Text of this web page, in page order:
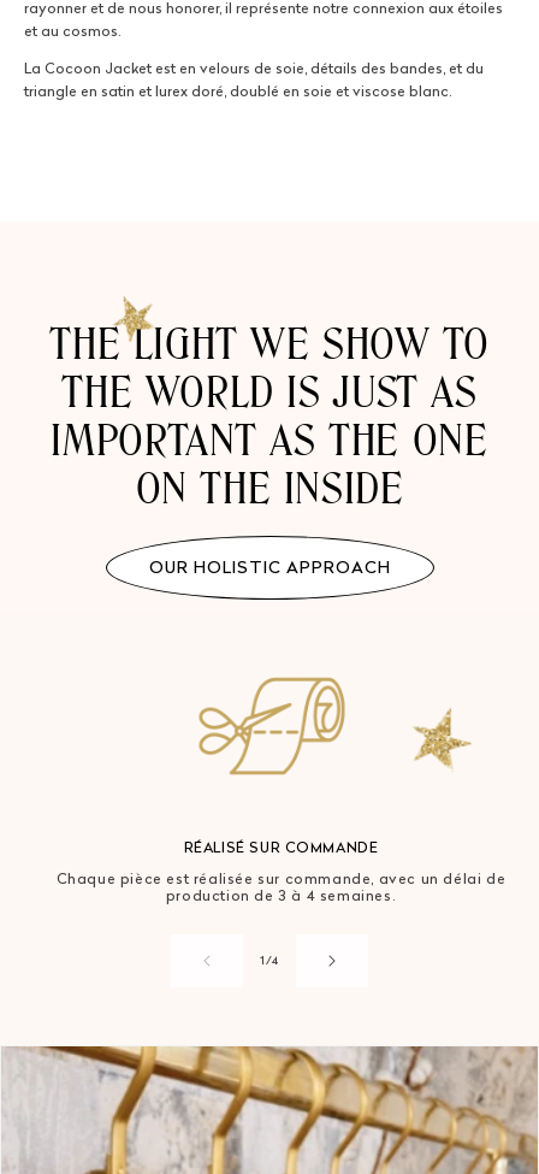
rayonner et de nous honorer, il représente notre connexion aux étoiles
et au cosmos.
La Cocoon Jacket est en velours de soie, détails des bandes, et du
triangle en satin et lurex doré, doublé en soie et viscose blanc.
THE LIGHT WE SHOW TO
THE WORLD IS JUST AS
IMPORTANT AS THE ONE
ON THE INSIDE
OUR HOLISTIC APPROACH
RÉALISÉ SUR COMMANDE
Chaque pièce est réalisée sur commande, avec un délai de
production de 3 à 4 semaines.
1 /de
4